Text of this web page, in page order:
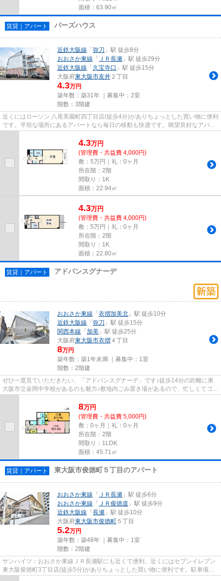
面積：63.90㎡
賃貸｜アパート バーズハウス
近鉄大阪線 「弥刀 」駅 徒歩8分
おおさか東線 「 ＪＲ長瀬 」駅 徒歩29分
近鉄大阪線 「久宝寺口 」駅 徒歩15分
大阪府東大阪市友井 ２丁目
4.3万円
築年数：築31年 ｜募集中： 2室
階数：3階建
近くにはローソン 八尾美園町四丁目店(徒歩4分)がありちょっとした買い物に便利
です。平坦な場所にあるアパートなら毎日の移動も快適です。眺望良好なアパー
トです。こちらの物件はア...
4.3万円
(管理費・共益費 4,000円)
敷：5万円｜礼：0ヶ月
所在階：2階
間取り：1K
面積：22.94㎡
4.3万円
(管理費・共益費 4,000円)
敷：5万円｜礼：0ヶ月
所在階：2階
間取り：1K
面積：22.80㎡
賃貸｜アパート アドバンスグナーデ
おおさか東線 「衣摺加美北 」駅 徒歩10分
近鉄大阪線 「弥刀 」駅 徒歩15分
関西本線 「加美 」駅 徒歩25分
大阪府東大阪市衣摺 ４丁目
8万円
築年数：築1年未満 ｜募集中： 1室
階数：2階建
ぜひ一度見ていただきたい、「アドバンスグナーデ」です♪徒歩14分の距離に東
大阪市立金岡中学校があるのも魅力♪敷地内ごみ置き場があるので、忙しくてゴミ
を出す時間がないという方も...
8万円
(管理費・共益費 5,000円)
敷：0ヶ月｜礼：0ヶ月
所在階：2階
間取り：1LDK
面積：45.71㎡
賃貸｜アパート 東大阪市俊徳町５丁目のアパート
おおさか東線 「 ＪＲ長瀬 」駅 徒歩6分
おおさか東線 「 ＪＲ俊徳道 」駅 徒歩9分
近鉄大阪線 「長瀬 」駅 徒歩10分
大阪府東大阪市俊徳町 ５丁目
5.2万円
築年数：築48年 ｜募集中： 1室
階数：2階建
サンハイツ：おおさか東線ＪＲ長瀬駅にも近くて便利。近くにはセブンイレブン
東大阪俊徳町3丁目店(徒歩5分)がありちょっとした買い物に便利です。駐車場ま
で100mのアパートです。最上...